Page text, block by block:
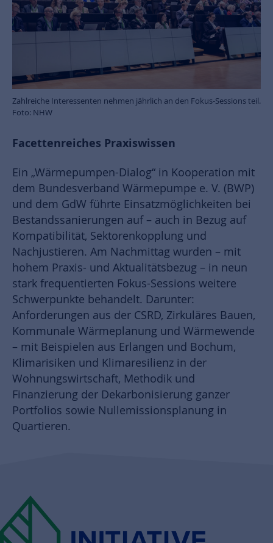
Zahlreiche Interessenten nehmen jährlich an den Fokus-Sessions teil.
Foto: NHW
Facettenreiches Praxiswissen
Ein „Wärmepumpen-Dialog“ in Kooperation mit
dem Bundesverband Wärmepumpe e. V. (BWP)
und dem GdW führte Einsatzmöglichkeiten bei
Bestandssanierungen auf – auch in Bezug auf
Kompatibilität, Sektorenkopplung und
Nachjustieren. Am Nachmittag wurden – mit
hohem Praxis- und Aktualitätsbezug – in neun
stark frequentierten Fokus-Sessions weitere
Schwerpunkte behandelt. Darunter:
Anforderungen aus der CSRD, Zirkuläres Bauen,
Kommunale Wärmeplanung und Wärmewende
– mit Beispielen aus Erlangen und Bochum,
Klimarisiken und Klimaresilienz in der
Wohnungswirtschaft, Methodik und
Finanzierung der Dekarbonisierung ganzer
Portfolios sowie Nullemissionsplanung in
Quartieren.